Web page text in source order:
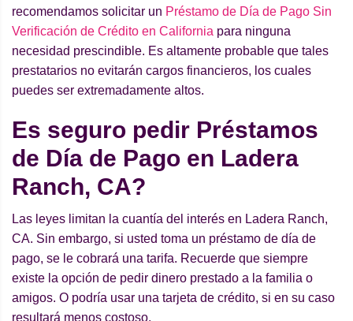
recomendamos solicitar un Préstamo de Día de Pago Sin
Verificación de Crédito en California para ninguna
necesidad prescindible. Es altamente probable que tales
prestatarios no evitarán cargos financieros, los cuales
puedes ser extremadamente altos.
Es seguro pedir Préstamos
de Día de Pago en Ladera
Ranch, CA?
Las leyes limitan la cuantía del interés en Ladera Ranch,
CA. Sin embargo, si usted toma un préstamo de día de
pago, se le cobrará una tarifa. Recuerde que siempre
existe la opción de pedir dinero prestado a la familia o
amigos. O podría usar una tarjeta de crédito, si en su caso
resultará menos costoso.